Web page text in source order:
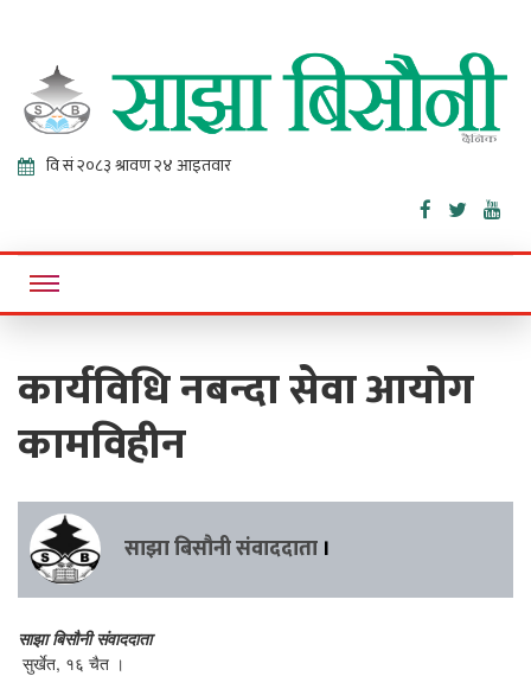
Sajha
Bisaunee
Online News Portal
कार्यविधि नबन्दा सेवा आयोग
कामविहीन
साझा बिसौनी संवाददाता ।
साझा बिसौनी संवाददाता
सुर्खेत, १६ चैत ।